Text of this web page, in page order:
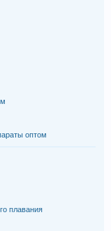
оптом
плавания